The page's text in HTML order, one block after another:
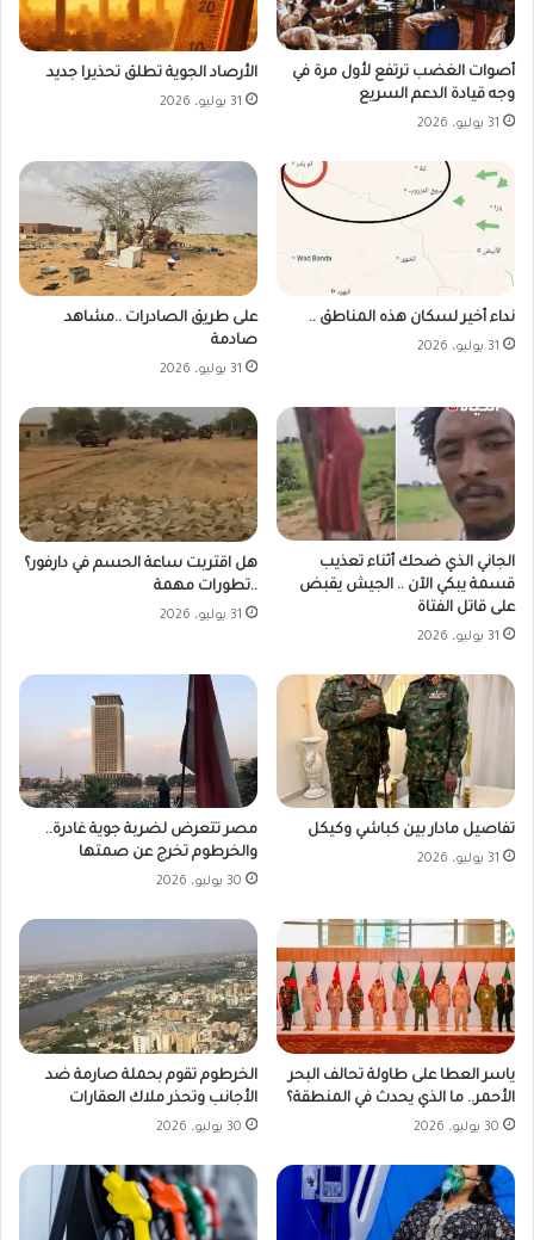
أصوات الغضب ترتفع لأول مرة في
وجه قيادة الدعم السريع
31 يوليو، 2026
الأرصاد الجوية تطلق تحذيرا جديد
31 يوليو، 2026
نداء أخير لسكان هذه المناطق ..
31 يوليو، 2026
على طريق الصادرات ..مشاهد
صادمة
31 يوليو، 2026
الجاني الذي ضحك أثناء تعذيب
قسمة يبكي الآن .. الجيش يقبض
على قاتل الفتاة
31 يوليو، 2026
هل اقتربت ساعة الحسم في دارفور؟
..تطورات مهمة
31 يوليو، 2026
تفاصيل مادار بين كباشي وكيكل
31 يوليو، 2026
مصر تتعرض لضربة جوية غادرة..
والخرطوم تخرج عن صمتها
30 يوليو، 2026
ياسر العطا على طاولة تحالف البحر
الأحمر.. ما الذي يحدث في المنطقة؟
30 يوليو، 2026
الخرطوم تقوم بحملة صارمة ضد
الأجانب وتحذر ملاك العقارات
30 يوليو، 2026